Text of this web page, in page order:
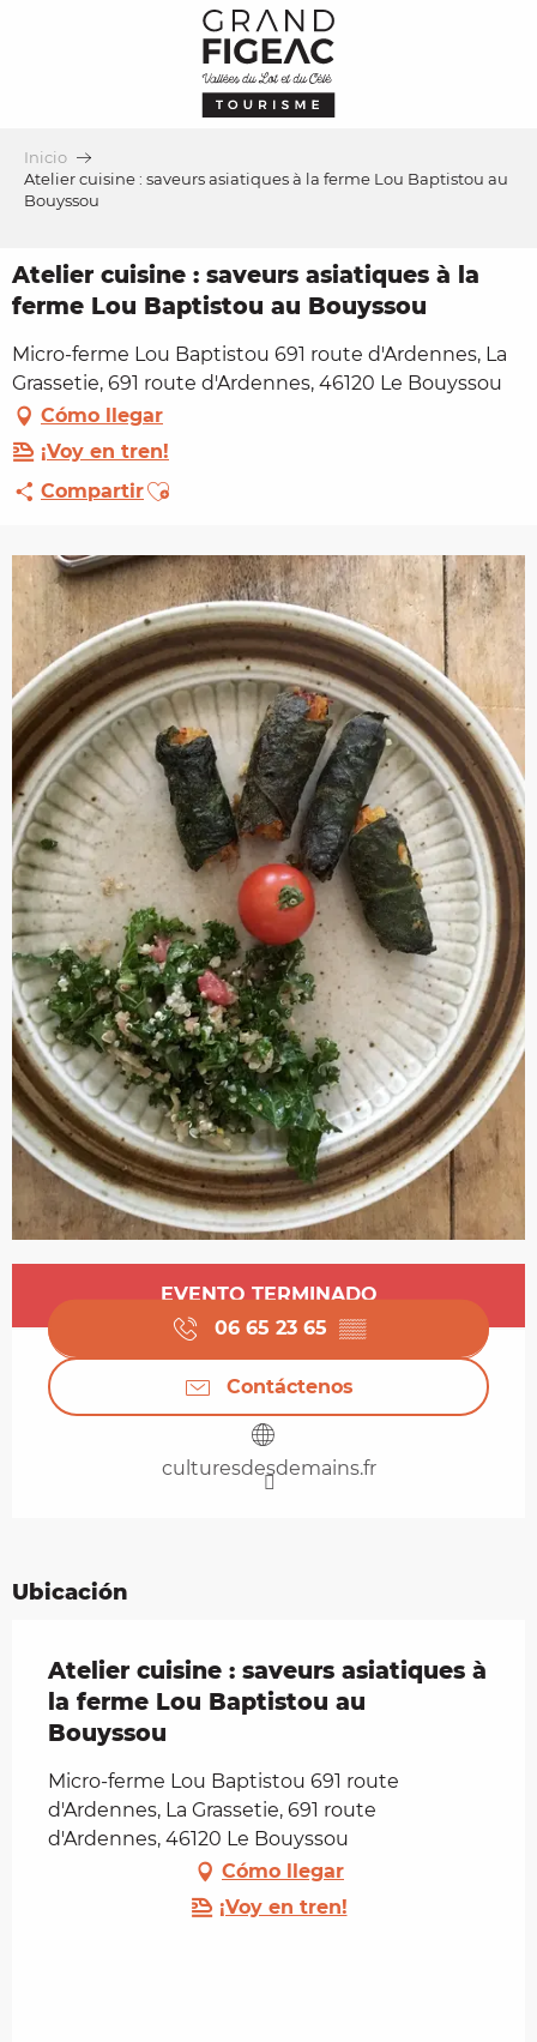
Inicio
Atelier cuisine : saveurs asiatiques à la ferme Lou Baptistou au
Bouyssou
Atelier cuisine : saveurs asiatiques à la
ferme Lou Baptistou au Bouyssou
Micro-ferme Lou Baptistou 691 route d'Ardennes, La
Grassetie, 691 route d'Ardennes, 46120 Le Bouyssou
Cómo llegar
¡Voy en tren!
CompartirAjouter aux favoris
Horarios y datos de contacto
EVENTO TERMINADO
06 65 23 65 ▒▒
Contáctenos
culturesdesdemains.fr
Ubicación
Atelier cuisine : saveurs asiatiques à
la ferme Lou Baptistou au
Bouyssou
Micro-ferme Lou Baptistou 691 route
d'Ardennes, La Grassetie, 691 route
d'Ardennes, 46120 Le Bouyssou
Cómo llegar
¡Voy en tren!